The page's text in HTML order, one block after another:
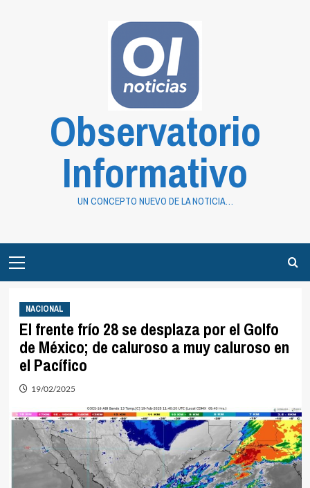
Observatorio
Informativo
UN CONCEPTO NUEVO DE LA NOTICIA…
Menu
NACIONAL
El frente frío 28 se desplaza por el Golfo
de México; de caluroso a muy caluroso en
el Pacífico
19/02/2025